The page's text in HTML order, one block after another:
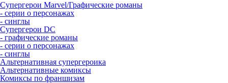
Супергерои Marvel/Графические романы
- серии о персонажах
- синглы
Супергерои DC
- графические романы
- серии о персонажах
- синглы
Альтернативная супергероика
Альтернативные комиксы
Комиксы по франшизам